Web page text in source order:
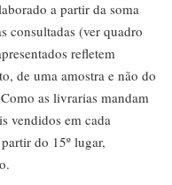
a partir da soma
consultadas (ver quadro
refletem
de uma amostra e não do
as livrarias mandam
vendidos em cada
do 15º lugar,